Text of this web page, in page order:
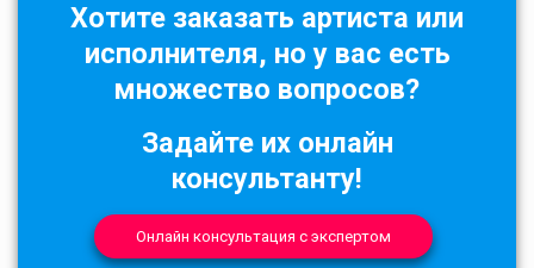
Хотите заказать артиста или
исполнителя, но у вас есть
множество вопросов?
Задайте их онлайн
консультанту!
Онлайн консультация с экспертом